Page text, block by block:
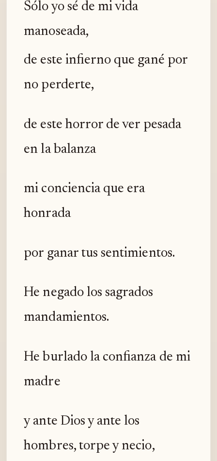
Sólo yo sé de mi vida
manoseada,
de este infierno que gané por
no perderte,
de este horror de ver pesada
en la balanza
mi conciencia que era
honrada
por ganar tus sentimientos.
He negado los sagrados
mandamientos.
He burlado la confianza de mi
madre
y ante Dios y ante los
hombres, torpe y necio,